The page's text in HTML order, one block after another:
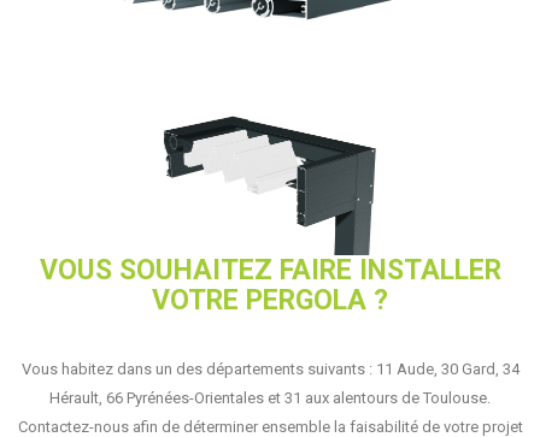
VOUS SOUHAITEZ FAIRE INSTALLER
VOTRE PERGOLA ?
Vous habitez dans un des départements suivants : 11 Aude, 30 Gard, 34
Hérault, 66 Pyrénées-Orientales et 31 aux alentours de Toulouse.
Contactez-nous afin de déterminer ensemble la faisabilité de votre projet